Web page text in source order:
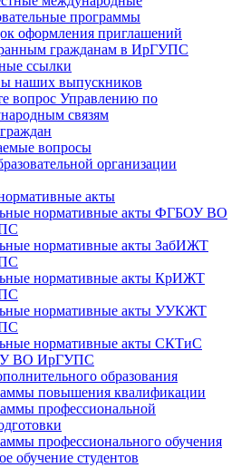
программы
оформления приглашений
гражданам в ИрГУПС
ссылки
наших выпускников
вопрос Управлению по
связям
вопросы
организации
акты
нормативные акты ФГБОУ ВО
нормативные акты ЗабИЖТ
нормативные акты КрИЖТ
нормативные акты УУКЖТ
нормативные акты СКТиС
ВО ИрГУПС
образования
повышения квалификации
профессиональной
профессионального обучения
обучение студентов